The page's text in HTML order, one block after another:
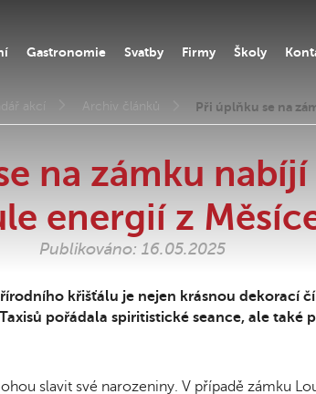
Gastronomie Svatby Firmy Školy
akcí Archiv článků Při úplňku se na
na zámku
energií z
Publikováno: 16.05.2025
křišťálu je nejen krásnou dekorací
pořádala spiritistické seance, ale také
slavit své narozeniny. V případě zámku